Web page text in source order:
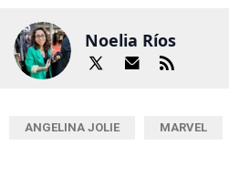
Noelia Ríos
ANGELINA JOLIE MARVEL